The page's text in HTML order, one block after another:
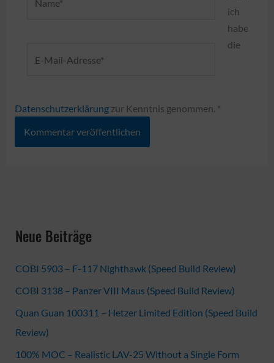
Mail-
ich
habe
die
Datenschutzerklärungzur Kenntnis genommen. *
Neue Beiträge
COBI 5903 – F-117 Nighthawk (Speed Build Review)
COBI 3138 – Panzer VIII Maus (Speed Build Review)
Quan Guan 100311 – Hetzer Limited Edition (Speed Build
Review)
100% MOC – Realistic LAV-25 Without a Single Form